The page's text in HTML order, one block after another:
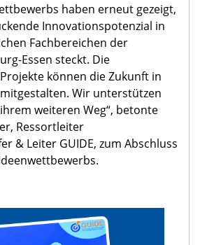
haben erneut gezeigt,
Innovationspotenzial in
Fachbereichen der
Essen steckt. Die
können die Zukunft in
Wir unterstützen
weiteren Weg“, betonte
Ressortleiter
& Leiter GUIDE, zum Abschluss